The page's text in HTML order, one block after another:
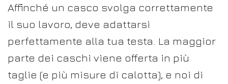
Affinché un casco svolga correttamente
il suo lavoro, deve adattarsi
perfettamente alla tua testa. La maggior
parte dei caschi viene offerta in più
taglie (e più misure di calotta), e noi di